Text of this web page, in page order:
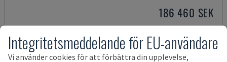
186 460 SEK
Integritetsmeddelande för EU-användare
Vi använder cookies för att förbättra din upplevelse,